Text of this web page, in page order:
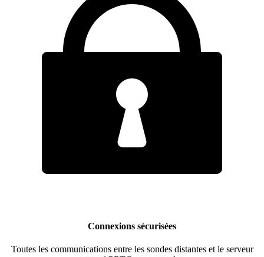
Connexions sécurisées
Toutes les communications entre les sondes distantes et le serveur